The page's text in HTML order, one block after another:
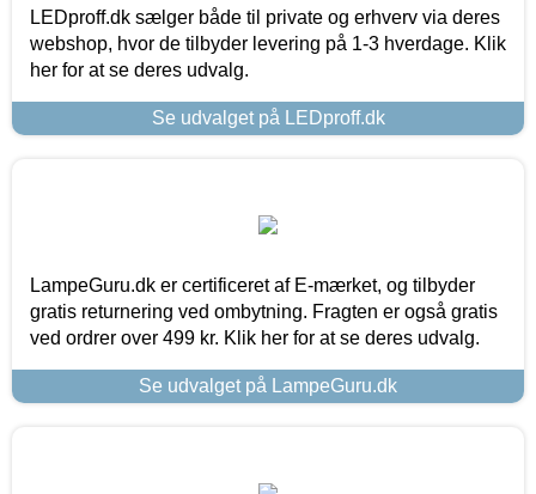
LEDproff.dk sælger både til private og erhverv via deres
webshop, hvor de tilbyder levering på 1-3 hverdage. Klik
her for at se deres udvalg.
Se udvalget på LEDproff.dk
LampeGuru.dk er certificeret af E-mærket, og tilbyder
gratis returnering ved ombytning. Fragten er også gratis
ved ordrer over 499 kr. Klik her for at se deres udvalg.
Se udvalget på LampeGuru.dk